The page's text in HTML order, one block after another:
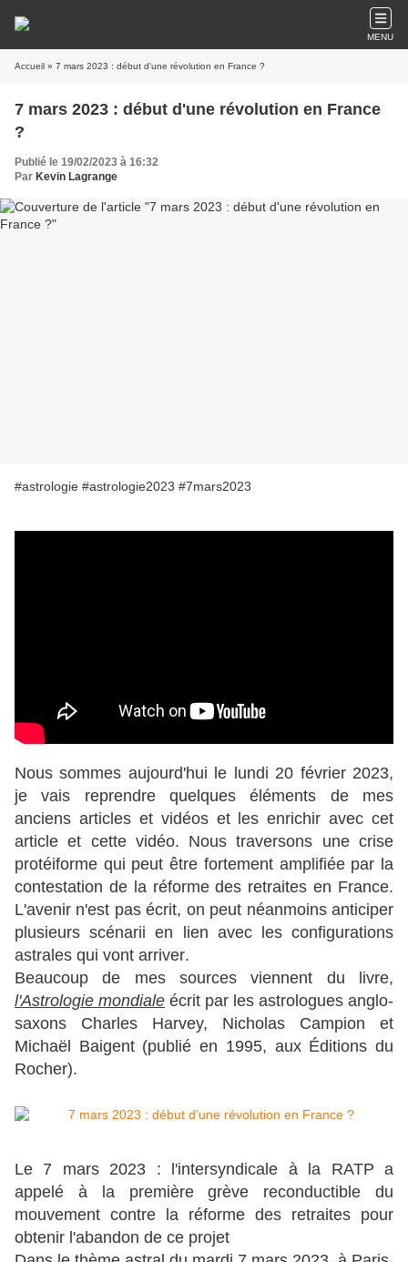
MENU
Accueil » 7 mars 2023 : début d'une révolution en France ?
7 mars 2023 : début d'une révolution en France
?
Publié le 19/02/2023 à 16:32
Par Kevin Lagrange
#astrologie #astrologie2023 #7mars2023
Nous sommes aujourd'hui le lundi 20 février 2023,
je vais reprendre quelques éléments de mes
anciens articles et vidéos et les enrichir avec cet
article et cette vidéo. Nous traversons une crise
protéiforme qui peut être fortement amplifiée par la
contestation de la réforme des retraites en France.
L'avenir n'est pas écrit, on peut néanmoins anticiper
plusieurs scénarii en lien avec les configurations
astrales qui vont arriver.
Beaucoup de mes sources viennent du livre,
l'Astrologie mondiale écrit par les astrologues anglo-
saxons Charles Harvey, Nicholas Campion et
Michaël Baigent (publié en 1995, aux Éditions du
Rocher).
Le 7 mars 2023 : l'intersyndicale à la RATP a
appelé à la première grève reconductible du
mouvement contre la réforme des retraites pour
obtenir l'abandon de ce projet